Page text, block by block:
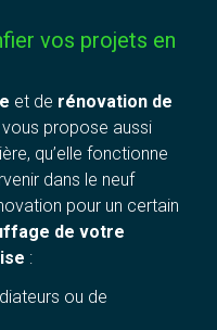
vos projets en
et de rénovation de
vous propose aussi
qu’elle fonctionne
dans le neuf
pour un certain
de votre
:
ou de